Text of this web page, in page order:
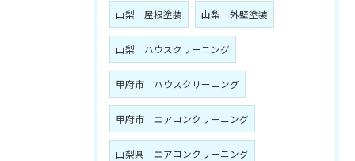
山梨 屋根塗装 山梨 外壁塗装
山梨 ハウスクリーニング
甲府市 ハウスクリーニング
甲府市 エアコンクリーニング
山梨県 エアコンクリーニング